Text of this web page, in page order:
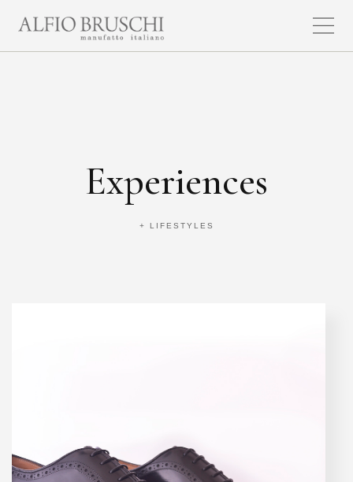
Experiences
+ LIFESTYLES